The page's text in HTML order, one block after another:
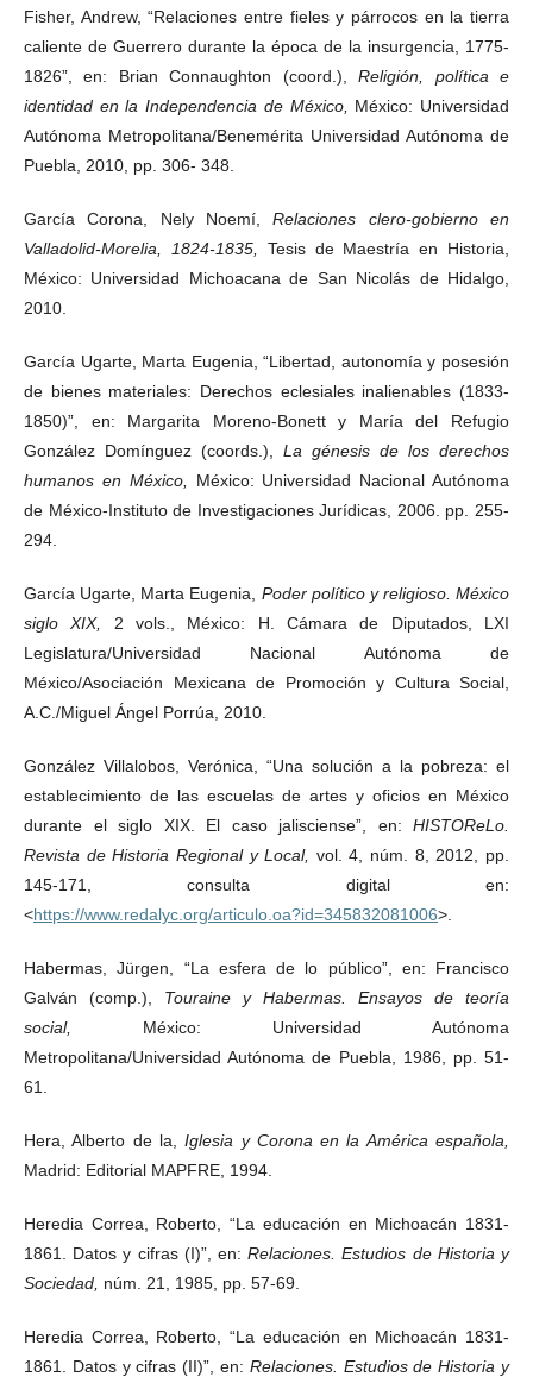
Fisher, Andrew, “Relaciones entre fieles y párrocos en la tierra
caliente de Guerrero durante la época de la insurgencia, 1775-
1826”, en: Brian Connaughton (coord.),Religión, política e
identidad en la Independencia de México, México: Universidad
Autónoma Metropolitana/Benemérita Universidad Autónoma de
Puebla, 2010, pp. 306- 348.
García Corona, Nely Noemí,Relaciones clero-gobierno en
Valladolid-Morelia, 1824-1835, Tesis de Maestría en Historia,
México: Universidad Michoacana de San Nicolás de Hidalgo,
2010.
García Ugarte, Marta Eugenia, “Libertad, autonomía y posesión
de bienes materiales: Derechos eclesiales inalienables (1833-
1850)”, en: Margarita Moreno-Bonett y María del Refugio
González Domínguez (coords.), La génesis de los derechos
humanos en México, México: Universidad Nacional Autónoma
de México-Instituto de Investigaciones Jurídicas, 2006. pp. 255-
294.
García Ugarte, Marta Eugenia, Poder político y religioso. México
siglo XIX, 2 vols., México: H. Cámara de Diputados, LXI
Legislatura/Universidad Nacional Autónoma de
México/Asociación Mexicana de Promoción y Cultura Social,
A.C./Miguel Ángel Porrúa, 2010.
González Villalobos, Verónica, “Una solución a la pobreza: el
establecimiento de las escuelas de artes y oficios en México
durante el siglo XIX. El caso jalisciense”, en: HISTOReLo.
Revista de Historia Regional y Local, vol. 4, núm. 8, 2012, pp.
145-171, consulta digital en:
<https://www.redalyc.org/articulo.oa?id=345832081006>.
Habermas, Jürgen, “La esfera de lo público”, en: Francisco
Galván (comp.), Touraine y Habermas. Ensayos de teoría
social, México: Universidad Autónoma
Metropolitana/Universidad Autónoma de Puebla, 1986, pp. 51-
61.
Hera, Alberto de la,Iglesia y Corona en la América española,
Madrid: Editorial MAPFRE, 1994.
Heredia Correa, Roberto, “La educación en Michoacán 1831-
1861. Datos y cifras (I)”, en:Relaciones. Estudios de Historia y
Sociedad, núm. 21, 1985, pp. 57-69.
Heredia Correa, Roberto, “La educación en Michoacán 1831-
1861. Datos y cifras (II)”, en: Relaciones. Estudios de Historia y